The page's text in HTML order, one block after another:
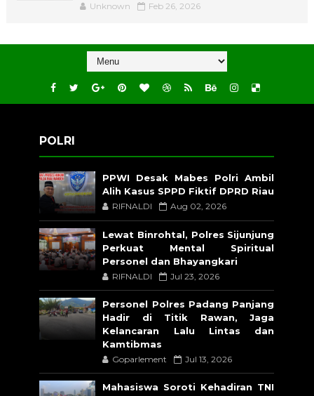
Unknown Feb 26, 2026
POLRI
PPWI Desak Mabes Polri Ambil
Alih Kasus SPPD Fiktif DPRD Riau
RIFNALDI Aug 02, 2026
Lewat Binrohtal, Polres Sijunjung
Perkuat Mental Spiritual
Personel dan Bhayangkari
RIFNALDI Jul 23, 2026
Personel Polres Padang Panjang
Hadir di Titik Rawan, Jaga
Kelancaran Lalu Lintas dan
Kamtibmas
Goparlement Jul 13, 2026
Mahasiswa Soroti Kehadiran TNI